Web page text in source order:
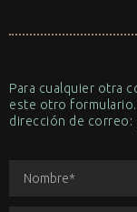
Para cualquier otra
este otro formulario.
dirección de correo: